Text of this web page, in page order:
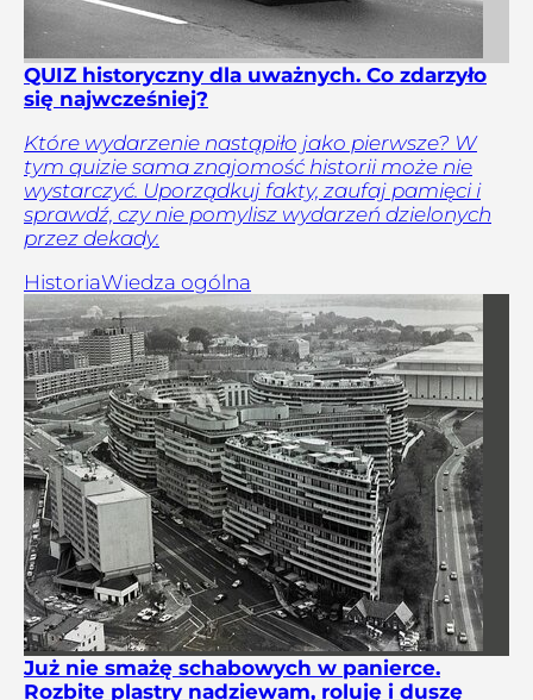
QUIZ historyczny dla uważnych. Co zdarzyło
się najwcześniej?
Które wydarzenie nastąpiło jako pierwsze? W
tym quizie sama znajomość historii może nie
wystarczyć. Uporządkuj fakty, zaufaj pamięci i
sprawdź, czy nie pomylisz wydarzeń dzielonych
przez dekady.
HistoriaWiedza ogólna
Już nie smażę schabowych w panierce.
Rozbite plastry nadziewam, roluję i duszę